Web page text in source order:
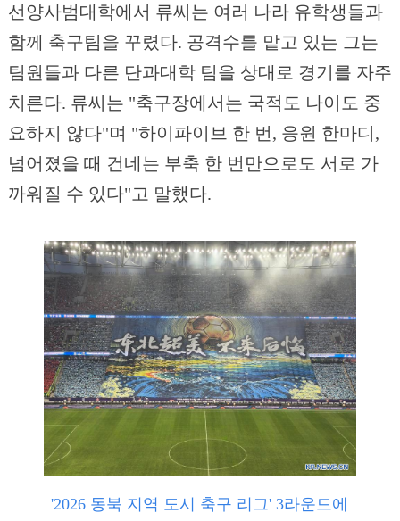
선양사범대학에서 류씨는 여러 나라 유학생들과
함께 축구팀을 꾸렸다. 공격수를 맡고 있는 그는
팀원들과 다른 단과대학 팀을 상대로 경기를 자주
치른다. 류씨는 "축구장에서는 국적도 나이도 중
요하지 않다"며 "하이파이브 한 번, 응원 한마디,
넘어졌을 때 건네는 부축 한 번만으로도 서로 가
까워질 수 있다"고 말했다.
'2026 동북 지역 도시 축구 리그' 3라운드에